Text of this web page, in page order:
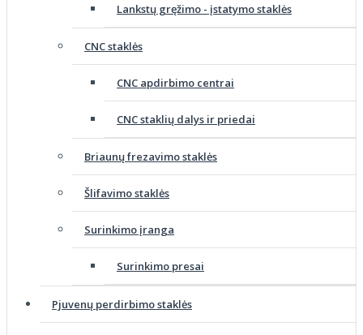
Lankstų gręžimo - įstatymo staklės
CNC staklės
CNC apdirbimo centrai
CNC staklių dalys ir priedai
Briaunų frezavimo staklės
Šlifavimo staklės
Surinkimo įranga
Surinkimo presai
Pjuvenų perdirbimo staklės